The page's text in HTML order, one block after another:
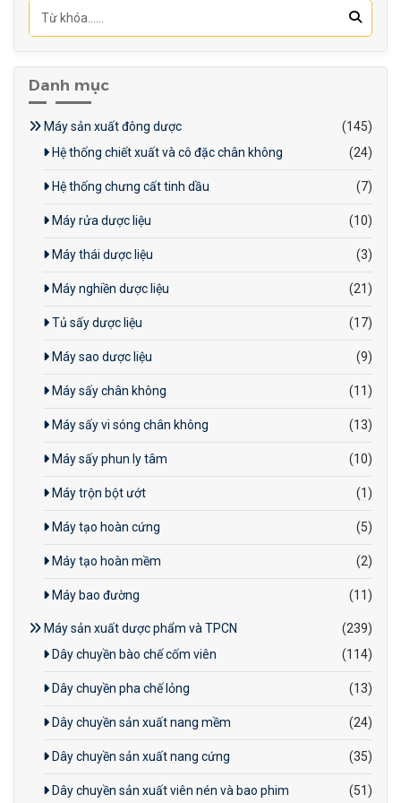
khác nhau như thực phẩm,
Danh mục
Máy sản xuất đông dược
(145)
Hệ thống chiết xuất và cô đặc chân không
(24)
Hệ thống chưng cất tinh dầu (7)
Máy rửa dược liệu (10)
Máy thái dược liệu (3)
Máy nghiền dược liệu (21)
Tủ sấy dược liệu (17)
Máy sao dược liệu (9)
Máy sấy chân không (11)
Máy sấy vi sóng chân không (13)
Máy sấy phun ly tâm (10)
Máy trộn bột ướt (1)
Máy tạo hoàn cứng (5)
Máy tạo hoàn mềm (2)
Máy bao đường (11)
Máy sản xuất dược phẩm và TPCN
(239)
Dây chuyền bào chế cốm viên
(114)
Dây chuyền pha chế lỏng (13)
Dây chuyền sản xuất nang mềm (24)
Dây chuyền sản xuất nang cứng (35)
Dây chuyền sản xuất viên nén và bao phim (51)